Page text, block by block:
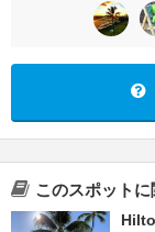
このスポット